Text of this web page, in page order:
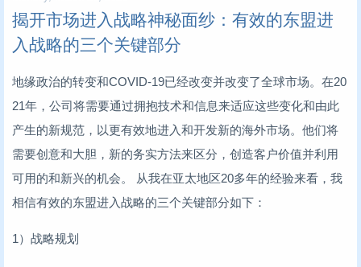
揭开市场进入战略神秘面纱：有效的东盟进
入战略的三个关键部分
地缘政治的转变和COVID-19已经改变并改变了全球市场。在20
21年，公司将需要通过拥抱技术和信息来适应这些变化和由此
产生的新规范，以更有效地进入和开发新的海外市场。他们将
需要创意和大胆，新的务实方法来区分，创造客户价值并利用
可用的和新兴的机会。 从我在亚太地区20多年的经验来看，我
相信有效的东盟进入战略的三个关键部分如下：
1）战略规划